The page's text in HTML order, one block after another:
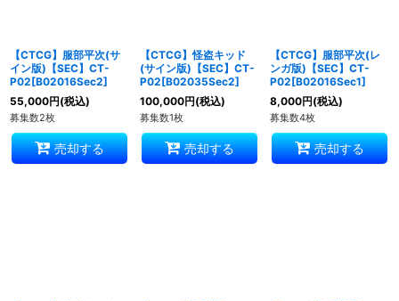
【CTCG】服部平次(サ
イン版)【SEC】CT-
P02[B02016Sec2]
55,000円(税込)
募集数2枚
売却する
【CTCG】怪盗キッド
(サイン版)【SEC】CT-
P02[B02035Sec2]
100,000円(税込)
募集数1枚
売却する
【CTCG】服部平次(レ
ンガ版)【SEC】CT-
P02[B02016Sec1]
8,000円(税込)
募集数4枚
売却する